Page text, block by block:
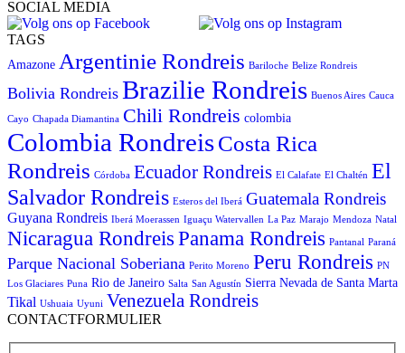
SOCIAL MEDIA
TAGS
Amazone Argentinie Rondreis Bariloche Belize Rondreis
Bolivia Rondreis Brazilie Rondreis Buenos Aires Cauca
Cayo Chapada Diamantina Chili Rondreis colombia
Colombia RondreisCosta Rica
Rondreis Córdoba Ecuador Rondreis El Calafate El Chaltén El
Salvador Rondreis Esteros del Iberá Guatemala Rondreis
Guyana Rondreis Iberá Moerassen Iguaçu Watervallen La Paz Marajo Mendoza Natal
Nicaragua Rondreis Panama Rondreis Pantanal Paraná
Parque Nacional Soberiana Perito Moreno Peru Rondreis PN
Los Glaciares Puna Rio de Janeiro Salta San Agustín Sierra Nevada de Santa Marta
Tikal Ushuaia Uyuni Venezuela Rondreis
CONTACTFORMULIER